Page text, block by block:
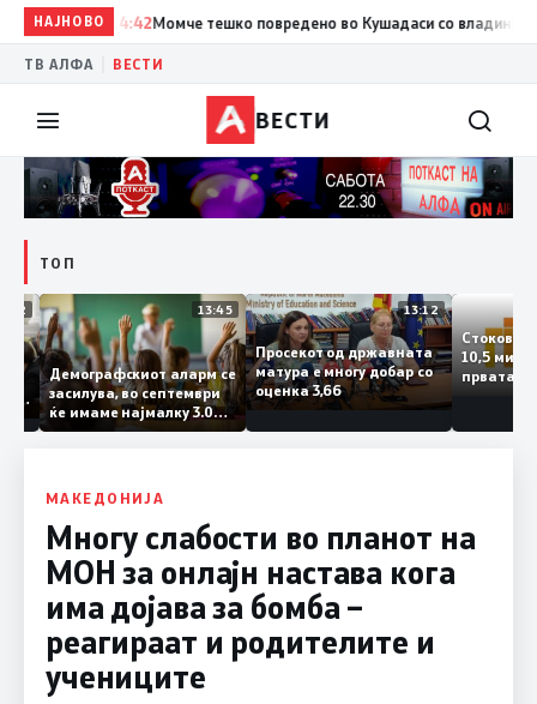
НАЈНОВО
14:42 Момче тешко повредено во Кушадаси со владиниот
ТВ АЛФА ВЕСТИ
ВЕСТИ
ТОП
14:12 13:45
Демографскиот аларм се
засилува, во септември
ќе имаме најмалку 3.000
првачиња помалку
13:12
Просекот од државната
матура е многу добар со
оценка 3,66
10,5
МАКЕДОНИЈА
Многу слабости во планот на
МОН за онлајн настава кога
има дојава за бомба –
реагираат и родителите и
учениците